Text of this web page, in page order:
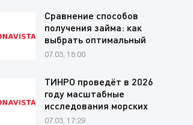
Сравнение способов
получения займа: как
выбрать оптимальный
финансовый…
07.03, 18:00
ТИНРО проведёт в 2026
году масштабные
исследования морских
млекопитающих в
07.03, 17:29